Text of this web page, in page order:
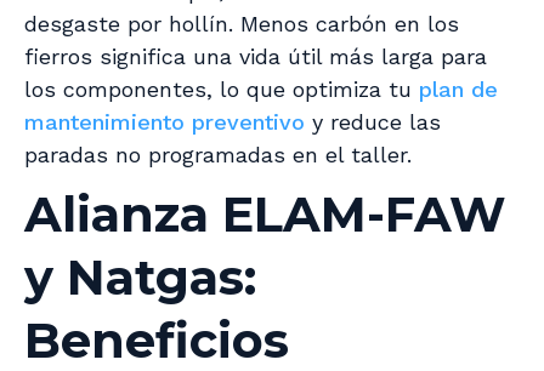
desgaste por hollín. Menos carbón en los
fierros significa una vida útil más larga para
los componentes, lo que optimiza tu plan de
mantenimiento preventivo y reduce las
paradas no programadas en el taller.
Alianza ELAM-FAW
y Natgas:
Beneficios